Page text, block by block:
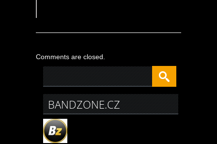
Comments are closed.
BANDZONE.CZ